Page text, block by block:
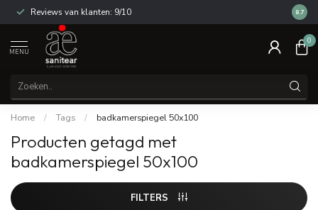
Reviews van klanten: 9/10 14
8.7
MENU
0
Home / Tags / badkamerspiegel 50x100
Producten getagd met
badkamerspiegel 50x100
FILTERS